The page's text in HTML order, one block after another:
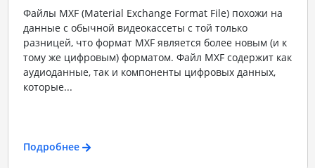
Файлы MXF (Material Exchange Format File) похожи на
данные с обычной видеокассеты с той только
разницей, что формат MXF является более новым (и к
тому же цифровым) форматом. Файл MXF содержит как
аудиоданные, так и компоненты цифровых данных,
которые...
Подробнее